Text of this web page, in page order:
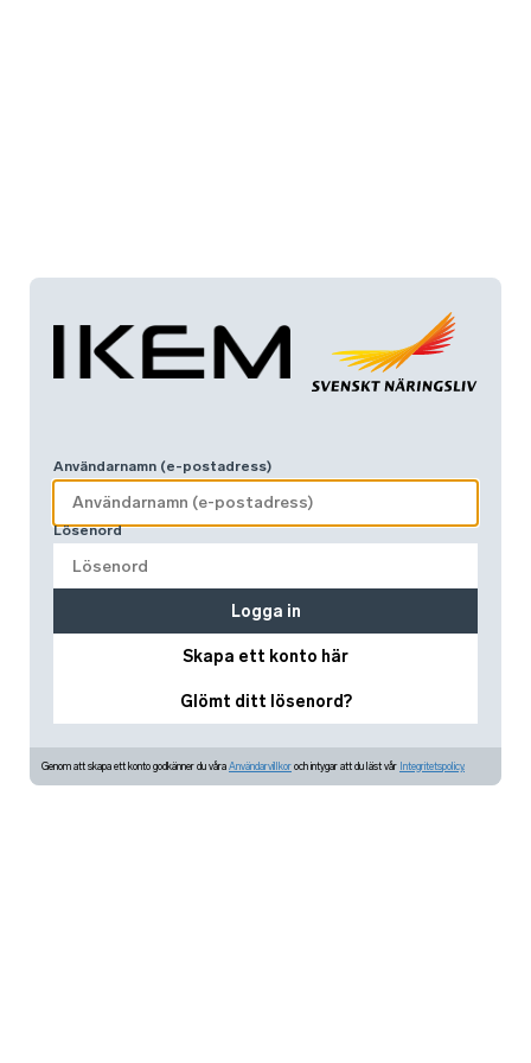
Användarnamn (e-postadress)
Lösenord
Skapa ett konto här
Glömt ditt lösenord?
Logga in
Genom att skapa ett konto godkänner du våra Användarvillkor och intygar att du läst vår Integritetspolicy.